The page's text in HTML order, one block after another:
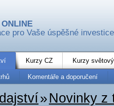
pro Vaše úspěšné investice
Kurzy CZ Kurzy
Komentáře a doporučení
» Novinky z